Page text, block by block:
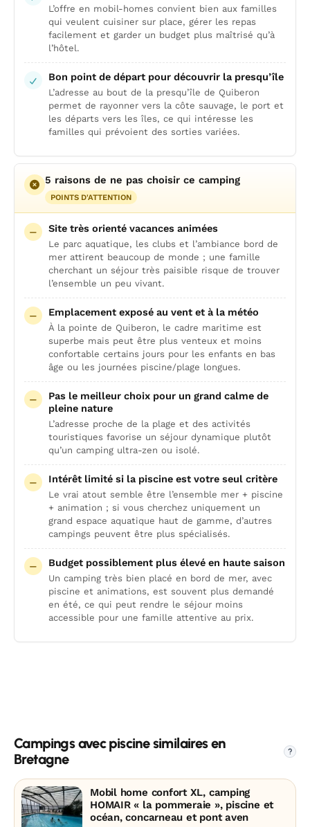
L’offre en mobil-homes convient bien aux familles
qui veulent cuisiner sur place, gérer les repas
facilement et garder un budget plus maîtrisé qu’à
l’hôtel.
Bon point de départ pour découvrir la presqu’île
L’adresse au bout de la presqu’île de Quiberon
permet de rayonner vers la côte sauvage, le port et
les départs vers les îles, ce qui intéresse les
familles qui prévoient des sorties variées.
5 raisons de ne pas choisir ce camping
POINTS D'ATTENTION
Site très orienté vacances animées
Le parc aquatique, les clubs et l’ambiance bord de
mer attirent beaucoup de monde ; une famille
cherchant un séjour très paisible risque de trouver
l’ensemble un peu vivant.
Emplacement exposé au vent et à la météo
À la pointe de Quiberon, le cadre maritime est
superbe mais peut être plus venteux et moins
confortable certains jours pour les enfants en bas
âge ou les journées piscine/plage longues.
Pas le meilleur choix pour un grand calme de
pleine nature
L’adresse proche de la plage et des activités
touristiques favorise un séjour dynamique plutôt
qu’un camping ultra-zen ou isolé.
Intérêt limité si la piscine est votre seul critère
Le vrai atout semble être l’ensemble mer + piscine
+ animation ; si vous cherchez uniquement un
grand espace aquatique haut de gamme, d’autres
campings peuvent être plus spécialisés.
Budget possiblement plus élevé en haute saison
Un camping très bien placé en bord de mer, avec
piscine et animations, est souvent plus demandé
en été, ce qui peut rendre le séjour moins
accessible pour une famille attentive au prix.
Campings avec piscine similaires en
Bretagne
?
Mobil home confort XL, camping
HOMAIR « la pommeraie », piscine et
océan, concarneau et pont aven